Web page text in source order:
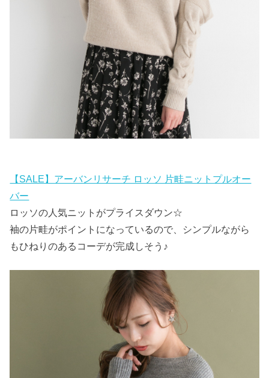
【SALE】アーバンリサーチ ロッソ 片畦ニットプルオー
バー
ロッソの人気ニットがプライスダウン☆
袖の片畦がポイントになっているので、シンプルながら
もひねりのあるコーデが完成しそう♪